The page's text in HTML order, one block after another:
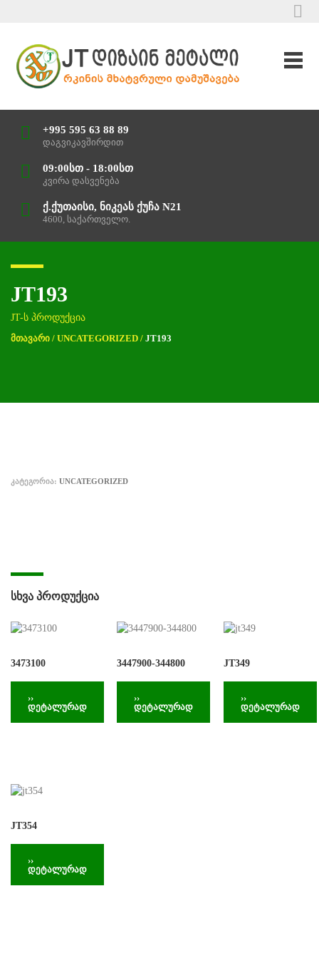
+995 595 63 88 89
დაგვიკავშირდით
09:00სთ - 18:00სთ
კვირა დასვენება
ქ.ქუთაისი, ნიკეას ქუჩა N21
4600, საქართველო.
JT193
JT-ს პროდუქცია
ᲛᲗᲐᲕᲐᲠᲘ / UNCATEGORIZED / JT193
ᲙᲐᲢᲔᲒᲝᲠᲘᲐ: UNCATEGORIZED
ᲡᲮᲕᲐ ᲞᲠᲝᲓᲣᲥᲪᲘᲐ
3473100
››
დეტალურად
3447900-344800
››
დეტალურად
JT349
››
დეტალურად
JT354
››
დეტალურად